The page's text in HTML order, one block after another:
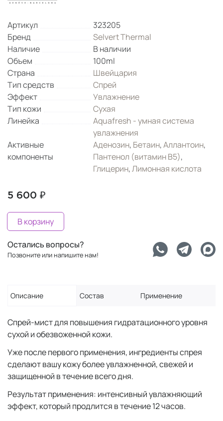
Артикул
323205
Бренд
Selvert Thermal
Наличие
В наличии
Объем
100ml
Страна
Швейцария
Тип средств
Спрей
Эффект
Увлажнение
Тип кожи
Сухая
Линейка
Aquafresh - умная система
увлажнения
Активные
компоненты
Аденозин, Бетаин,Аллантоин,
Пантенол (витамин B5),
Глицерин,Лимонная кислота
5 600 ₽
В корзину
Остались вопросы?
Позвоните или напишите нам!
Описание Состав Применение
Спрей-мист для повышения гидратационного уровня
сухой и обезвоженной кожи.
Уже после первого применения, ингредиенты спрея
сделают вашу кожу более увлажненной, свежей и
защищенной в течение всего дня.
Результат применения: интенсивный увлажняющий
эффект, который продлится в течение 12 часов.